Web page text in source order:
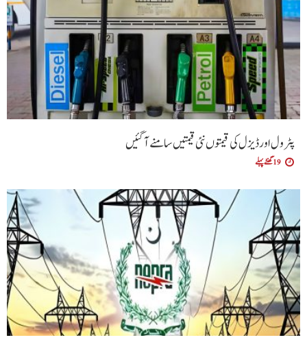
پٹرول اور ڈیزل کی قیمتوں نئی قیمتیں سامنے آگئیں
19 گھنٹے پہلے